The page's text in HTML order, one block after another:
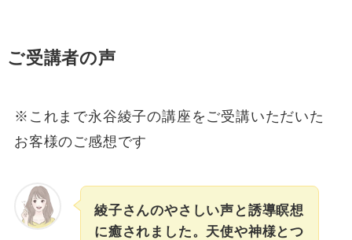
ご受講者の声
※これまで永谷綾子の講座をご受講いただいた
お客様のご感想です
綾子さんのやさしい声と誘導瞑想
に癒されました。天使や神様とつ